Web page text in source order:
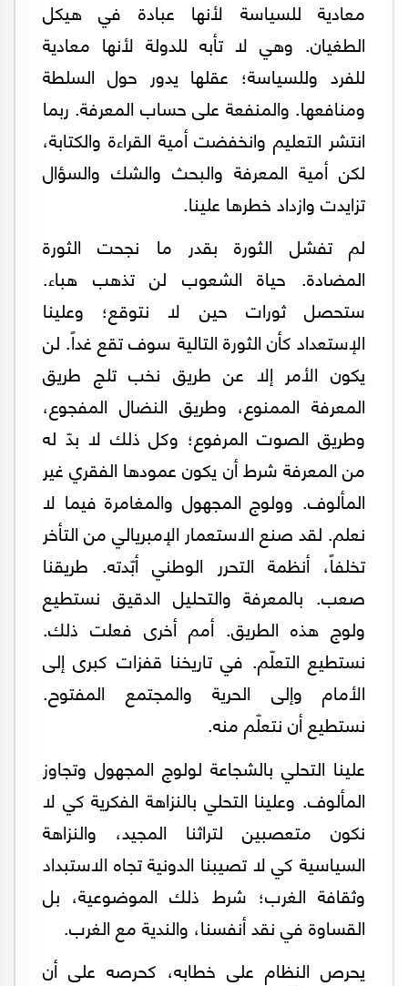
معادية للسياسة لأنها عبادة في هيكل
الطغيان. وهي لا تأبه للدولة لأنها معادية
للفرد وللسياسة؛ عقلها يدور حول السلطة
ومنافعها. والمنفعة على حساب المعرفة. ربما
انتشر التعليم وانخفضت أمية القراءة والكتابة،
لكن أمية المعرفة والبحث والشك والسؤال
تزايدت وازداد خطرها علينا.
لم تفشل الثورة بقدر ما نجحت الثورة
المضادة. حياة الشعوب لن تذهب هباء.
ستحصل ثورات حين لا نتوقع؛ وعلينا
الإستعداد كأن الثورة التالية سوف تقع غداً. لن
يكون الأمر إلا عن طريق نخب تلج طريق
المعرفة الممنوع، وطريق النضال المفجوع،
وطريق الصوت المرفوع؛ وكل ذلك لا بدّ له
من المعرفة شرط أن يكون عمودها الفقري غير
المألوف. وولوج المجهول والمغامرة فيما لا
نعلم. لقد صنع الاستعمار الإمبريالي من التأخر
تخلفاً، أنظمة التحرر الوطني أبّدته. طريقنا
صعب. بالمعرفة والتحليل الدقيق نستطيع
ولوج هذه الطريق. أمم أخرى فعلت ذلك.
نستطيع التعلّم. في تاريخنا قفزات كبرى إلى
الأمام وإلى الحرية والمجتمع المفتوح.
نستطيع أن نتعلّم منه.
علينا التحلي بالشجاعة لولوج المجهول وتجاوز
المألوف. وعلينا التحلي بالنزاهة الفكرية كي لا
نكون متعصبين لتراثنا المجيد، والنزاهة
السياسية كي لا تصيبنا الدونية تجاه الاستبداد
وثقافة الغرب؛ شرط ذلك الموضوعية، بل
القساوة في نقد أنفسنا، والندية مع الغرب.
يحرص النظام على خطابه، كحرصه على أن